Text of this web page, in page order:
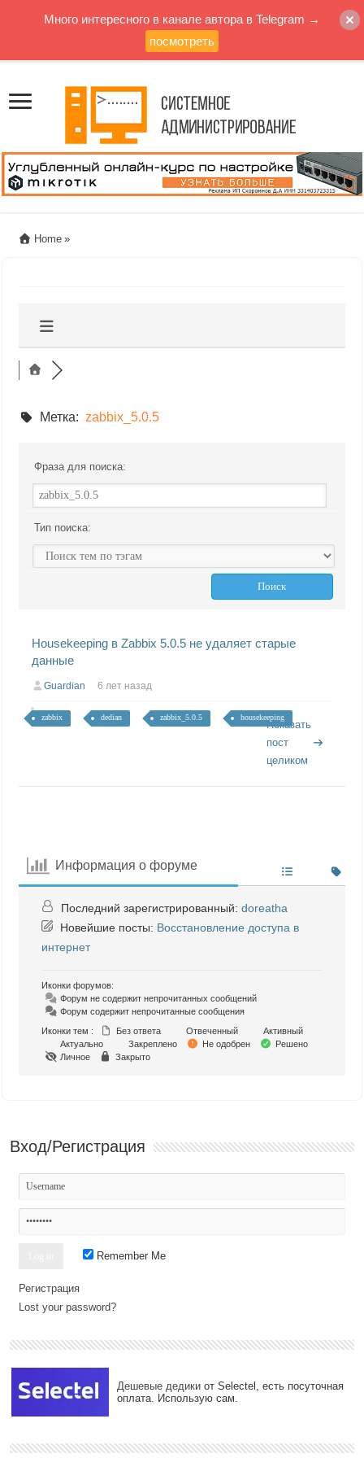
Home »
Метка: zabbix_5.0.5
Фраза для поиска:
Тип поиска:
Housekeeping в Zabbix 5.0.5 не удаляет старые
данные
Guardian 6 лет назад
zabbix dedian zabbix_5.0.5 housekeeping
Показать
пост
целиком
Информация о форуме
Последний зарегистрированный:doreatha
Новейшие посты: Восстановление доступа в
интернет
Иконки форумов:
Форум не содержит непрочитанных сообщений
Форум содержит непрочитанные сообщения
Иконки тем :
Без ответа Отвеченный
Активный
Актуально
Закреплено Не одобрен
Решено
Личное
Закрыто
Вход/Регистрация
Remember Me
Регистрация
Lost your password?
Дешевые дедики от Selectel, есть посуточная
оплата. Использую сам.
Много интересного в канале автора в Telegram →
посмотреть